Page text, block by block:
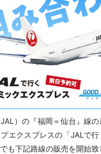
）の『福岡＝仙台』線
エクスプレスの「JALで
も下記路線の販売を開始致